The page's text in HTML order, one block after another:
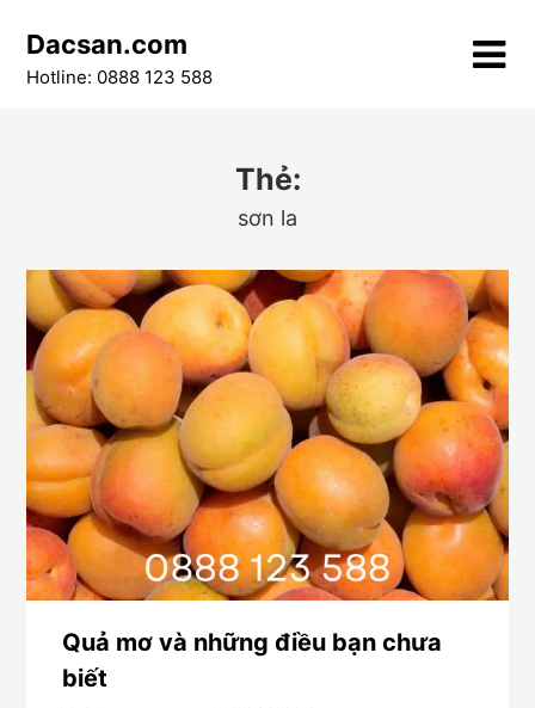
content
Dacsan.com
Hotline: 0888 123 588
Thẻ:
sơn la
Quả mơ và những điều bạn chưa
biết